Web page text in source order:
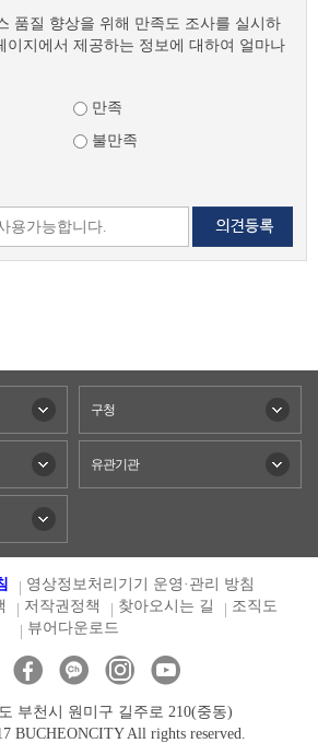
품질 향상을 위해 만족도 조사를 실시하
이지에서 제공하는 정보에 대하여 얼마나
만족
불만족
구청
유관기관
영상정보처리기기 운영·관리 방침
저작권정책 찾아오시는 길
조직도
뷰어다운로드
부천시 원미구 길주로 210(중동)
BUCHEONCITY All rights reserved.